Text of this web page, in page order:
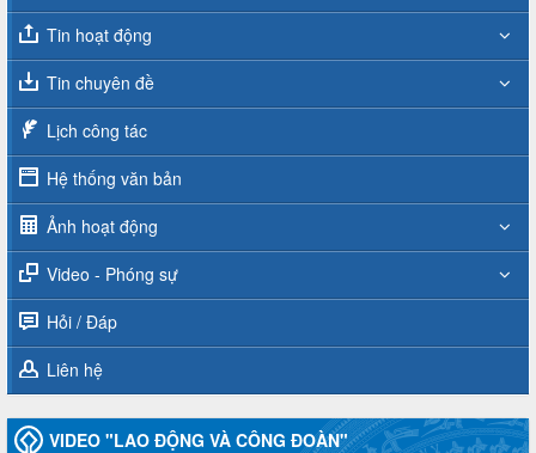
Tin hoạt động
Tin chuyên đề
Lịch công tác
Hệ thống văn bản
Ảnh hoạt động
Video - Phóng sự
Hỏi / Đáp
Liên hệ
VIDEO "LAO ĐỘNG VÀ CÔNG ĐOÀN"